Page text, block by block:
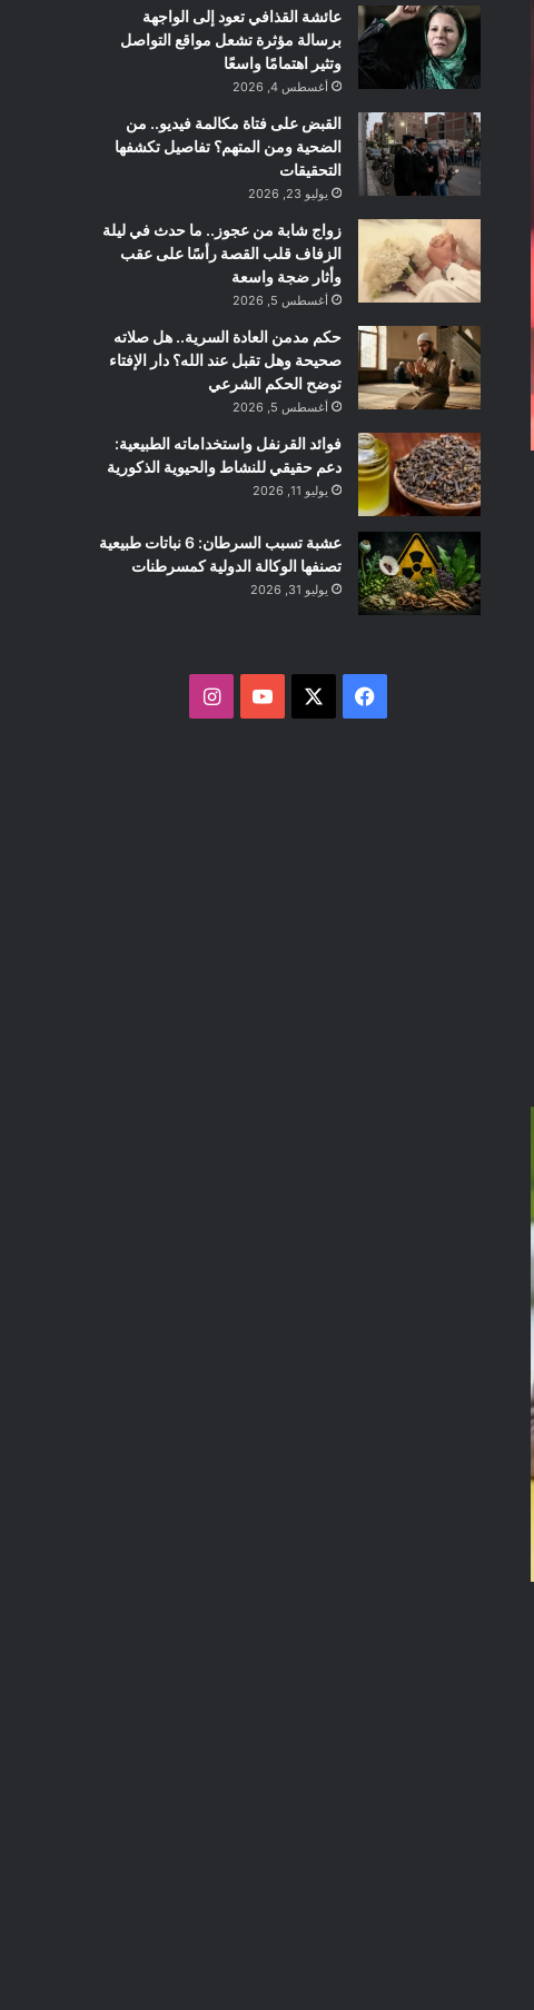
عائشة القذافي تعود إلى الواجهة
برسالة مؤثرة تشعل مواقع التواصل
وتثير اهتمامًا واسعًا
أغسطس 4, 2026
القبض على فتاة مكالمة فيديو.. من
الضحية ومن المتهم؟ تفاصيل تكشفها
التحقيقات
يوليو 23, 2026
زواج شابة من عجوز.. ما حدث في ليلة
الزفاف قلب القصة رأسًا على عقب
وأثار ضجة واسعة
أغسطس 5, 2026
حكم مدمن العادة السرية.. هل صلاته
صحيحة وهل تقبل عند الله؟ دار الإفتاء
توضح الحكم الشرعي
أغسطس 5, 2026
فوائد القرنفل واستخداماته الطبيعية:
دعم حقيقي للنشاط والحيوية الذكورية
يوليو 11, 2026
عشبة تسبب السرطان: 6 نباتات طبيعية
تصنفها الوكالة الدولية كمسرطنات
يوليو 31, 2026
ف